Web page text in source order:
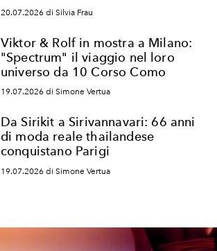
20.07.2026 di Silvia Frau
Viktor & Rolf in mostra a Milano:
"Spectrum" il viaggio nel loro
universo da 10 Corso Como
19.07.2026 di Simone Vertua
Da Sirikit a Sirivannavari: 66 anni
di moda reale thailandese
conquistano Parigi
19.07.2026 di Simone Vertua